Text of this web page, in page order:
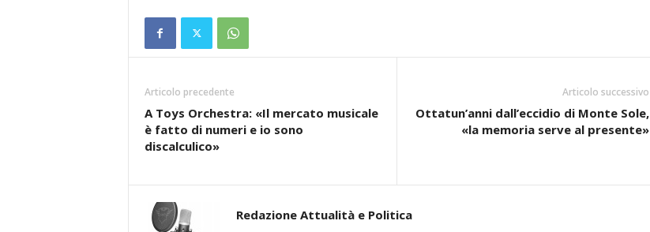
Articolo precedente
A Toys Orchestra: «Il mercato musicale
è fatto di numeri e io sono
discalculico»
Articolo successivo
Ottatun’anni dall’eccidio di Monte Sole,
«la memoria serve al presente»
Redazione Attualità e Politica